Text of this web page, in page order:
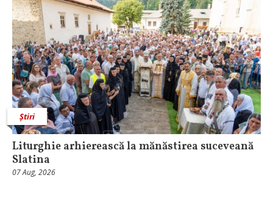
Știri
Liturghie arhierească la mănăstirea suceveană
Slatina
07 Aug, 2026